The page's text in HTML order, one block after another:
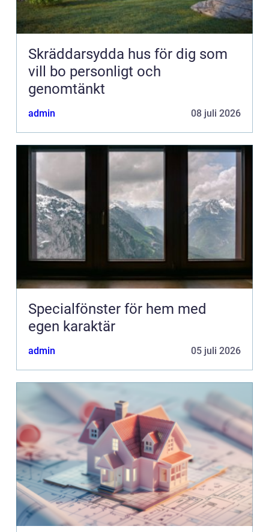
Skräddarsydda hus för dig som
vill bo personligt och
genomtänkt
admin 08 juli 2026
Specialfönster för hem med
egen karaktär
admin 05 juli 2026